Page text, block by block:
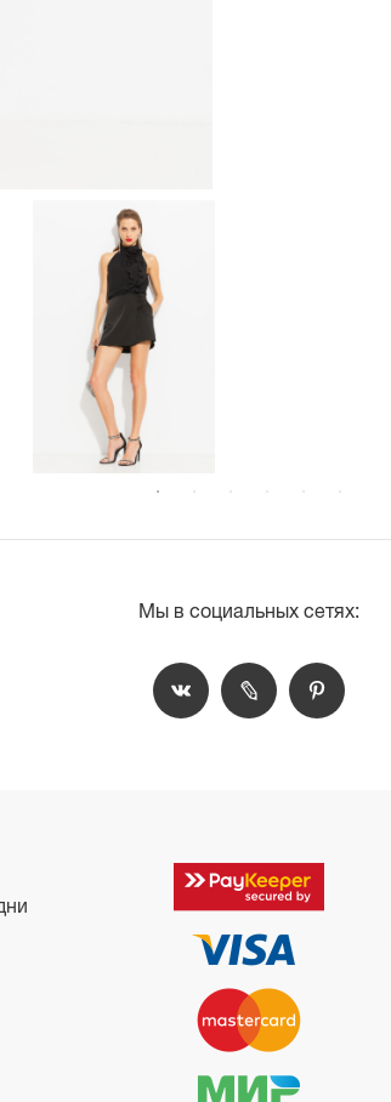
Мы в социальных сетях: